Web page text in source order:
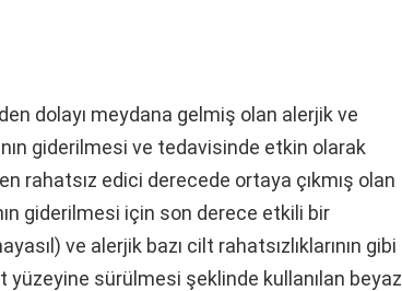
dolayı meydana gelmiş olan alerjik ve
giderilmesi ve tedavisinde etkin olarak
rahatsız edici derecede ortaya çıkmış olan
giderilmesi için son derece etkili bir
ve alerjik bazı cilt rahatsızlıklarının gibi
yüzeyine sürülmesi şeklinde kullanılan beyaz